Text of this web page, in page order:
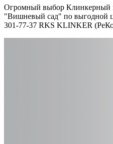
Огромный выбор Клинкерный
"Bишнeвый сад" по выгодной
301-77-37 RKS KLINKER